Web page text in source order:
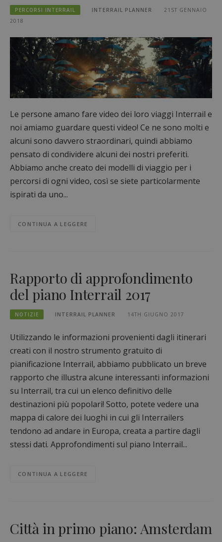
PERCORSI INTERRAIL INTERRAIL PLANNER
21ST GENNAIO
2018
Le persone amano fare video dei loro viaggi Interrail e
noi amiamo guardare questi video! Ce ne sono molti e
alcuni sono davvero straordinari, quindi abbiamo
pensato di condividere alcuni dei nostri preferiti.
Abbiamo anche creato dei modelli di viaggio per i
percorsi di ogni video, così se siete particolarmente
ispirati da uno...
CONTINUA A LEGGERE
Rapporto di approfondimento
del piano Interrail 2017
NOTIZIE INTERRAIL PLANNER 14TH GIUGNO 2017
Utilizzando le informazioni provenienti dagli itinerari
creati con il nostro strumento gratuito di
pianificazione Interrail, abbiamo pubblicato un breve
rapporto che illustra alcune interessanti informazioni
su Interrail, tra cui un elenco definitivo delle
destinazioni più popolari! Sotto, potete vedere una
mappa di calore dei luoghi in cui gli Interrailers
tendono ad andare in Europa, creata a partire dagli
stessi dati. Approfondimenti sul piano Interrail...
CONTINUA A LEGGERE
Città in primo piano: Amsterdam